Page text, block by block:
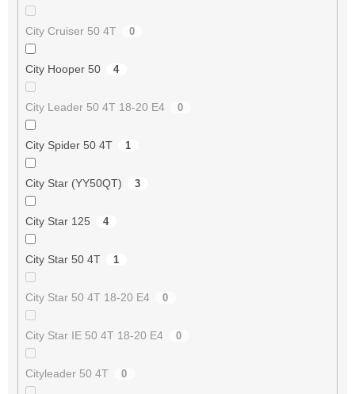
City Cruiser 50 4T 0
City Hooper 50 4
City Leader 50 4T 18-20 E4 0
City Spider 50 4T 1
City Star (YY50QT) 3
City Star 125 4
City Star 50 4T 1
City Star 50 4T 18-20 E4 0
City Star IE 50 4T 18-20 E4 0
Cityleader 50 4T 0